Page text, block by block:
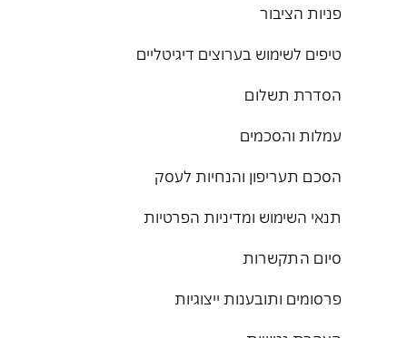
פניות הציבור
טיפים לשימוש בערוצים דיגיטליים
הסדרת תשלום
עמלות והסכמים
הסכם תעריפון והנחיות לעסק
תנאי השימוש ומדיניות הפרטיות
סיום התקשרות
פרסומים ותובענות ייצוגיות